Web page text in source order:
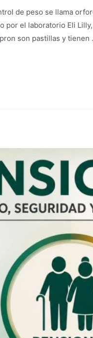
de peso se llama
el laboratorio Eli
son pastillas y tienen